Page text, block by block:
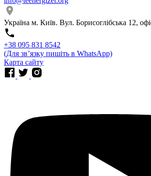
Україна м. Київ. Вул. Борисоглібська 12,
⁨+38 095 831 8542⁩
(Для звʼязку пишіть в WhatsApp)
Карта сайту